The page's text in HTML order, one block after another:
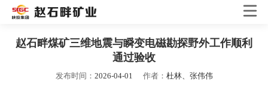
赵石畔煤矿三维地震与瞬变电磁勘探野外工作顺利
通过验收
发布时间： 2026-04-01 作者： 杜林、张伟伟